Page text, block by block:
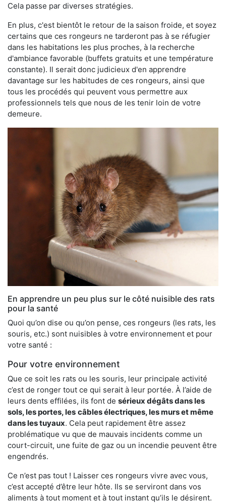
Cela passe par diverses stratégies.
En plus, c'est bientôt le retour de la saison froide, et soyez
certains que ces rongeurs ne tarderont pas à se réfugier
dans les habitations les plus proches, à la recherche
d'ambiance favorable (buffets gratuits et une température
constante). Il serait donc judicieux d'en apprendre
davantage sur les habitudes de ces rongeurs, ainsi que
tous les procédés qui peuvent vous permettre aux
professionnels tels que nous de les tenir loin de votre
demeure.
En apprendre un peu plus sur le côté nuisible des rats
pour la santé
Quoi qu’on dise ou qu’on pense, ces rongeurs (les rats, les
souris, etc.) sont nuisibles à votre environnement et pour
votre santé :
Pour votre environnement
Que ce soit les rats ou les souris, leur principale activité
c’est de ronger tout ce qui serait à leur portée. À l’aide de
leurs dents effilées, ils font de sérieux dégâts dans les
sols, les portes, les câbles électriques, les murs et même
dans les tuyaux. Cela peut rapidement être assez
problématique vu que de mauvais incidents comme un
court-circuit, une fuite de gaz ou un incendie peuvent être
engendrés.
Ce n’est pas tout ! Laisser ces rongeurs vivre avec vous,
c’est accepté d’être leur hôte. Ils se serviront dans vos
aliments à tout moment et à tout instant qu’ils le désirent.